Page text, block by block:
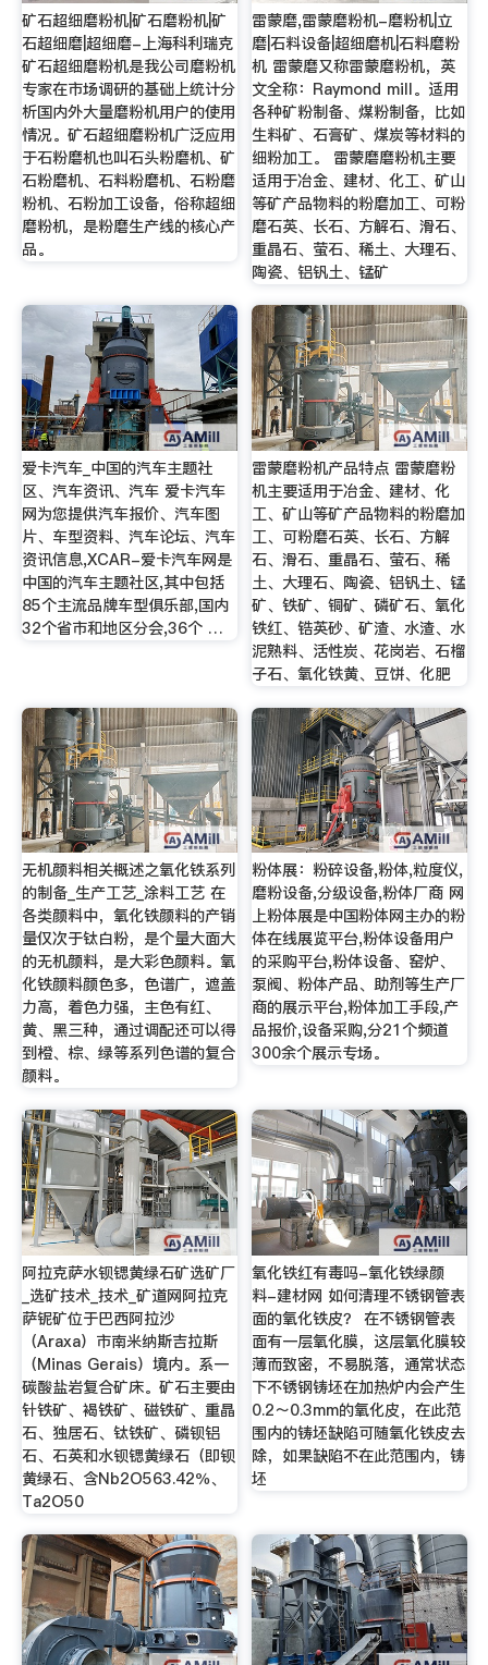
矿石超细磨粉机|矿石磨粉机|矿
石超细磨|超细磨-上海科利瑞克
矿石超细磨粉机是我公司磨粉机
专家在市场调研的基础上统计分
析国内外大量磨粉机用户的使用
情况。矿石超细磨粉机广泛应用
于石粉磨机也叫石头粉磨机、矿
石粉磨机、石料粉磨机、石粉磨
粉机、石粉加工设备，俗称超细
磨粉机，是粉磨生产线的核心产
品。
雷蒙磨,雷蒙磨粉机-磨粉机|立
磨|石料设备|超细磨机|石料磨粉
机 雷蒙磨又称雷蒙磨粉机，英
文全称：Raymond mill。适用
各种矿粉制备、煤粉制备，比如
生料矿、石膏矿、煤炭等材料的
细粉加工。 雷蒙磨磨粉机主要
适用于冶金、建材、化工、矿山
等矿产品物料的粉磨加工、可粉
磨石英、长石、方解石、滑石、
重晶石、萤石、稀土、大理石、
陶瓷、铝钒土、锰矿
爱卡汽车_中国的汽车主题社
区、汽车资讯、汽车 爱卡汽车
网为您提供汽车报价、汽车图
片、车型资料、汽车论坛、汽车
资讯信息,XCAR-爱卡汽车网是
中国的汽车主题社区,其中包括
85个主流品牌车型俱乐部,国内
32个省市和地区分会,36个 …
雷蒙磨粉机产品特点 雷蒙磨粉
机主要适用于冶金、建材、化
工、矿山等矿产品物料的粉磨加
工、可粉磨石英、长石、方解
石、滑石、重晶石、萤石、稀
土、大理石、陶瓷、铝钒土、锰
矿、铁矿、铜矿、磷矿石、氧化
铁红、锆英砂、矿渣、水渣、水
泥熟料、活性炭、花岗岩、石榴
子石、氧化铁黄、豆饼、化肥
无机颜料相关概述之氧化铁系列
的制备_生产工艺_涂料工艺 在
各类颜料中，氧化铁颜料的产销
量仅次于钛白粉，是个量大面大
的无机颜料，是大彩色颜料。氧
化铁颜料颜色多，色谱广，遮盖
力高，着色力强，主色有红、
黄、黑三种，通过调配还可以得
到橙、棕、绿等系列色谱的复合
颜料。
粉体展：粉碎设备,粉体,粒度仪,
磨粉设备,分级设备,粉体厂商 网
上粉体展是中国粉体网主办的粉
体在线展览平台,粉体设备用户
的采购平台,粉体设备、窑炉、
泵阀、粉体产品、助剂等生产厂
商的展示平台,粉体加工手段,产
品报价,设备采购,分21个频道
300余个展示专场。
阿拉克萨水钡锶黄绿石矿选矿厂
_选矿技术_技术_矿道网阿拉克
萨铌矿位于巴西阿拉沙
（Araxa）市南米纳斯吉拉斯
（Minas Gerais）境内。系一
碳酸盐岩复合矿床。矿石主要由
针铁矿、褐铁矿、磁铁矿、重晶
石、独居石、钛铁矿、磷钡铝
石、石英和水钡锶黄绿石（即钡
黄绿石、含Nb2O563.42％、
Ta2O50
氧化铁红有毒吗-氧化铁绿颜
料-建材网 如何清理不锈钢管表
面的氧化铁皮？ 在不锈钢管表
面有一层氧化膜，这层氧化膜较
薄而致密，不易脱落，通常状态
下不锈钢铸坯在加热炉内会产生
0.2～0.3mm的氧化皮，在此范
围内的铸坯缺陷可随氧化铁皮去
除，如果缺陷不在此范围内，铸
坯